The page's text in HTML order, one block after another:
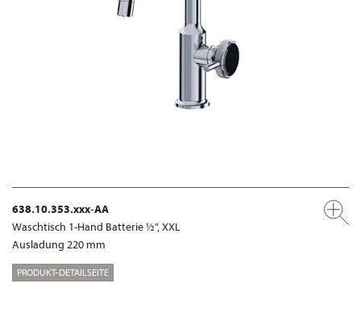
638.10.353.xxx-AA
Waschtisch 1-Hand Batterie ½“, XXL
Ausladung 220 mm
PRODUKT-DETAILSEITE